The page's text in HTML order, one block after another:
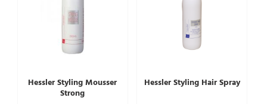
Hessler Styling Mousser
Strong
Hessler Styling Hair Spray